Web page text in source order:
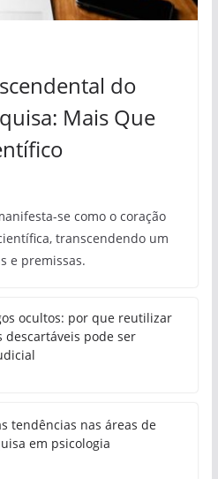
do
Mais Que
se como o coração
transcendendo um
e premissas.
ocultos: por que reutilizar
descartáveis pode ser
tendências nas áreas de
em psicologia